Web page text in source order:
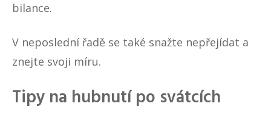
bilance.
V neposlední řadě se také snažte nepřejídat a
znejte svoji míru.
Tipy na hubnutí po svátcích